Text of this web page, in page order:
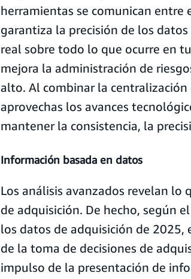
herramientas se comunican entre
garantiza la precisión de los
real sobre todo lo que ocurre en
mejora la administración de
alto. Al combinar la
aprovechas los avances
mantener la consistencia, la
Información basada en datos
Los análisis avanzados revelan lo
de adquisición. De hecho, según
los datos de adquisición de 2025,
de la toma de decisiones de
impulso de la presentación de